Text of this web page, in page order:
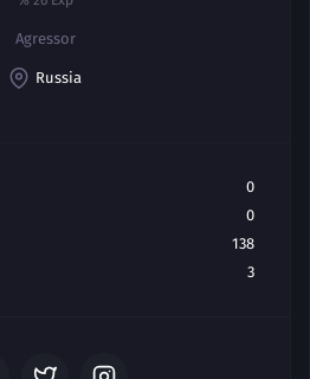
Agressor
Russia
0
0
138
3